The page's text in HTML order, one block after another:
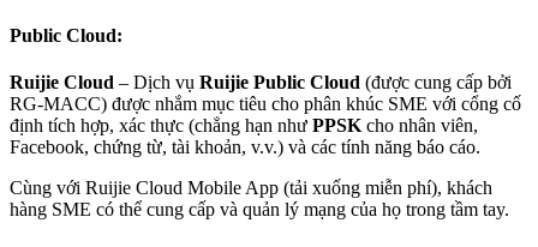
Public Cloud:
Ruijie Cloud – Dịch vụ Ruijie Public Cloud (được cung cấp bởi
RG-MACC) được nhắm mục tiêu cho phân khúc SME với cổng cố
định tích hợp, xác thực (chẳng hạn như PPSK cho nhân viên,
Facebook, chứng từ, tài khoản, v.v.) và các tính năng báo cáo.
Cùng với Ruijie Cloud Mobile App (tải xuống miễn phí), khách
hàng SME có thể cung cấp và quản lý mạng của họ trong tầm tay.